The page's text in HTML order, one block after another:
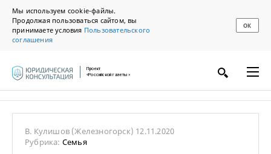
Мы используем cookie-файлы.
Продолжая пользоваться сайтом, вы
принимаете условия Пользовательского
соглашения
ОК
Проект
«Российской газеты»
В. Кулишов (Железногорск) 12.11.2020
Рубрика: Семья